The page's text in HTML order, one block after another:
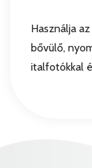
Használja
bővülő,
italfotókkal